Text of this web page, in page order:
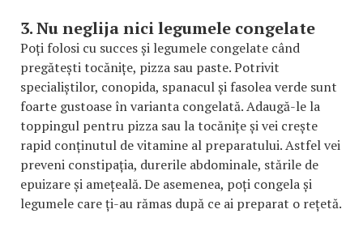
3. Nu neglija nici legumele congelate
Poți folosi cu succes și legumele congelate când
pregătești tocănițe, pizza sau paste. Potrivit
specialiștilor, conopida, spanacul și fasolea verde sunt
foarte gustoase în varianta congelată. Adaugă-le la
toppingul pentru pizza sau la tocănițe și vei crește
rapid conținutul de vitamine al preparatului. Astfel vei
preveni constipația, durerile abdominale, stările de
epuizare și amețeală. De asemenea, poți congela și
legumele care ți-au rămas după ce ai preparat o rețetă.